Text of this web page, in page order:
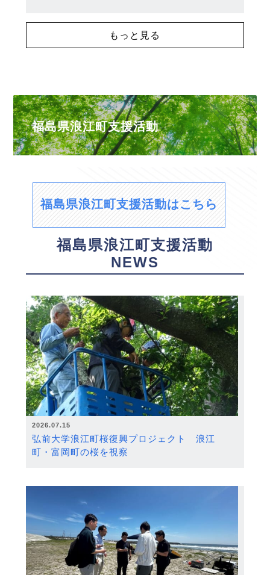
もっと見る
福島県浪江町支援活動
福島県浪江町支援活動はこちら
福島県浪江町支援活動
NEWS
2026.07.15
弘前大学浪江町桜復興プロジェクト 浪江
町・富岡町の桜を視察